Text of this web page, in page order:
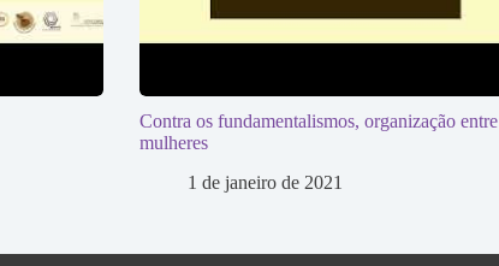
Contra os fundamentalismos, organização entre
mulheres
1 de janeiro de 2021